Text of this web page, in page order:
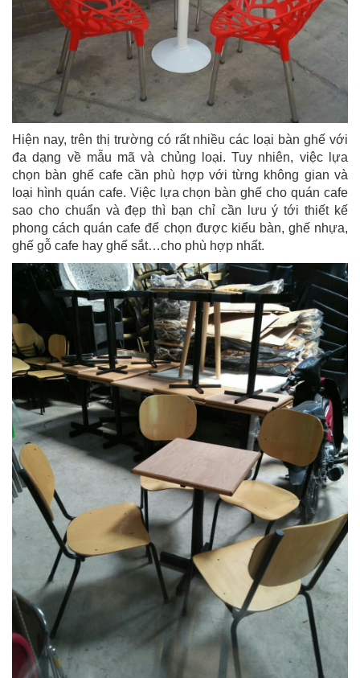
Hiện nay, trên thị trường có rất nhiều các loại bàn ghế với
đa dạng về mẫu mã và chủng loại. Tuy nhiên, việc lựa
chọn bàn ghế cafe cần phù hợp với từng không gian và
loại hình quán cafe. Việc lựa chọn bàn ghế cho quán cafe
sao cho chuẩn và đẹp thì bạn chỉ cần lưu ý tới thiết kế
phong cách quán cafe để chọn được kiểu bàn, ghế nhựa,
ghế gỗ cafe hay ghế sắt…cho phù hợp nhất.